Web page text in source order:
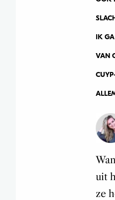
IK
VAN
uit
ze